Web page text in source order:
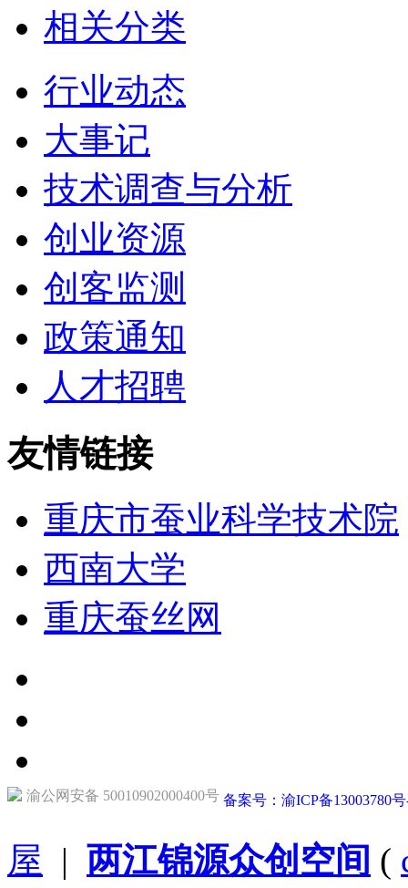
相关分类
行业动态
大事记
技术调查与分析
创业资源
创客监测
政策通知
人才招聘
友情链接
重庆市蚕业科学技术院
西南大学
重庆蚕丝网
渝公网安备 50010902000400号 备案号：渝ICP备13003780
屋 | 两江锦源众创空间 (